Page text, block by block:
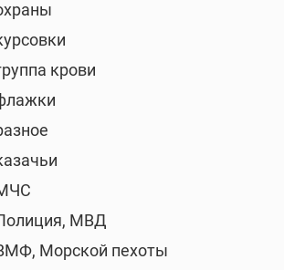
крови
МВД
Морской пехоты